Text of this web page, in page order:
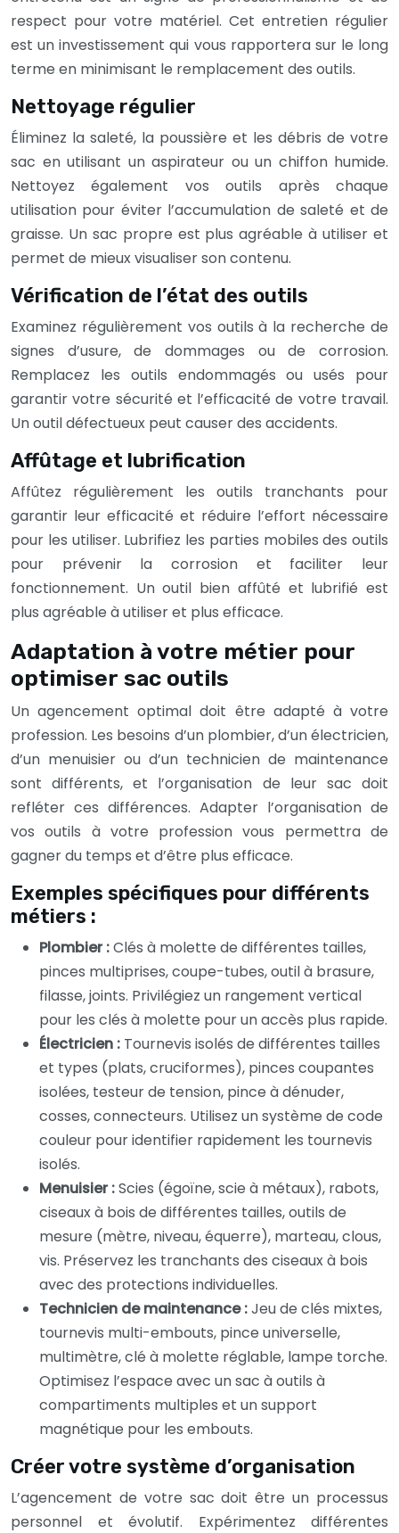
respect pour votre matériel. Cet entretien régulier
est un investissement qui vous rapportera sur le long
terme en minimisant le remplacement des outils.
Nettoyage régulier
Éliminez la saleté, la poussière et les débris de votre
sac en utilisant un aspirateur ou un chiffon humide.
Nettoyez également vos outils après chaque
utilisation pour éviter l’accumulation de saleté et de
graisse. Un sac propre est plus agréable à utiliser et
permet de mieux visualiser son contenu.
Vérification de l’état des outils
Examinez régulièrement vos outils à la recherche de
signes d’usure, de dommages ou de corrosion.
Remplacez les outils endommagés ou usés pour
garantir votre sécurité et l’efficacité de votre travail.
Un outil défectueux peut causer des accidents.
Affûtage et lubrification
Affûtez régulièrement les outils tranchants pour
garantir leur efficacité et réduire l’effort nécessaire
pour les utiliser. Lubrifiez les parties mobiles des outils
pour prévenir la corrosion et faciliter leur
fonctionnement. Un outil bien affûté et lubrifié est
plus agréable à utiliser et plus efficace.
Adaptation à votre métier pour
optimiser sac outils
Un agencement optimal doit être adapté à votre
profession. Les besoins d’un plombier, d’un électricien,
d’un menuisier ou d’un technicien de maintenance
sont différents, et l’organisation de leur sac doit
refléter ces différences. Adapter l’organisation de
vos outils à votre profession vous permettra de
gagner du temps et d’être plus efficace.
Exemples spécifiques pour différents
métiers :
Plombier :Clés à molette de différentes tailles,
pinces multiprises, coupe-tubes, outil à brasure,
filasse, joints. Privilégiez un rangement vertical
pour les clés à molette pour un accès plus rapide.
Électricien : Tournevis isolés de différentes tailles
et types (plats, cruciformes), pinces coupantes
isolées, testeur de tension, pince à dénuder,
cosses, connecteurs. Utilisez un système de code
couleur pour identifier rapidement les tournevis
isolés.
Menuisier :Scies (égoïne, scie à métaux), rabots,
ciseaux à bois de différentes tailles, outils de
mesure (mètre, niveau, équerre), marteau, clous,
vis. Préservez les tranchants des ciseaux à bois
avec des protections individuelles.
Technicien de maintenance :Jeu de clés mixtes,
tournevis multi-embouts, pince universelle,
multimètre, clé à molette réglable, lampe torche.
Optimisez l’espace avec un sac à outils à
compartiments multiples et un support
magnétique pour les embouts.
Créer votre système d’organisation
L’agencement de votre sac doit être un processus
personnel et évolutif. Expérimentez différentes